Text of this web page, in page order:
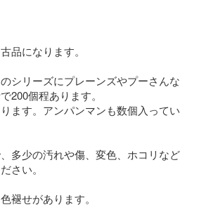
品になります。
シリーズにプレーンズやプーさんな
200個程あります。
ます。アンパンマンも数個入ってい
多少の汚れや傷、変色、ホコリなど
さい。
褪せがあります。